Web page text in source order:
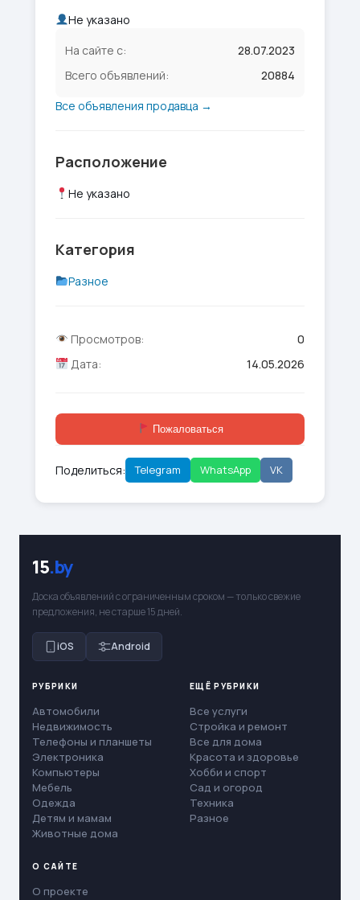
Не указано
На сайте с:
28.07.2023
Всего объявлений:
20884
Все объявления продавца →
Расположение
Не указано
Категория
Разное
Просмотров:
0
Дата:
14.05.2026
Пожаловаться
Поделиться: Telegram WhatsApp VK
15.by
Доска объявлений с ограниченным сроком — только свежие
предложения, не старше 15 дней.
iOS Android
РУБРИКИ
Автомобили
Недвижимость
Телефоны и планшеты
Электроника
Компьютеры
Мебель
Одежда
Детям и мамам
Животные дома
ЕЩЁ РУБРИКИ
Все услуги
Стройка и ремонт
Все для дома
Красота и здоровье
Хобби и спорт
Сад и огород
Техника
Разное
О САЙТЕ
О проекте